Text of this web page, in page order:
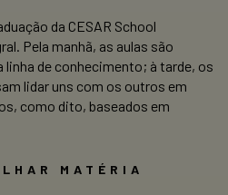
da CESAR School
Pela manhã, as aulas são
de conhecimento; à tarde, os
lidar uns com os outros em
como dito, baseados em
MATÉRIA